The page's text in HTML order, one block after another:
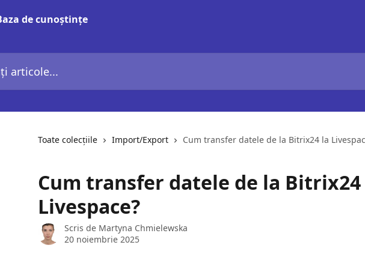
de cunoștințe
Toate colecțiile Import/Export Cum transfer datele de la Bitrix24 la
Cum transfer datele de la Bitrix24
Livespace?
Scris de Martyna Chmielewska
20 noiembrie 2025